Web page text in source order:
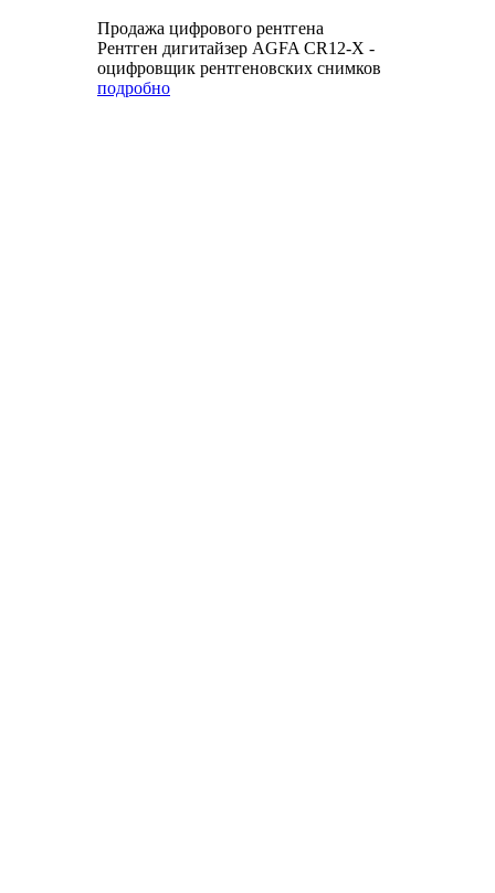
Продажа цифрового рентгена
Рентген дигитайзер AGFA CR12-X -
оцифровщик рентгеновских снимков
подробно